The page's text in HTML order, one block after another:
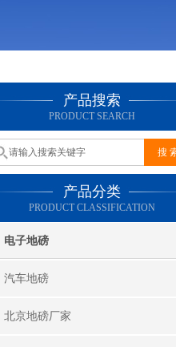
产品搜索
PRODUCT SEARCH
产品分类
PRODUCT CLASSIFICATION
电子地磅
汽车地磅
北京地磅厂家